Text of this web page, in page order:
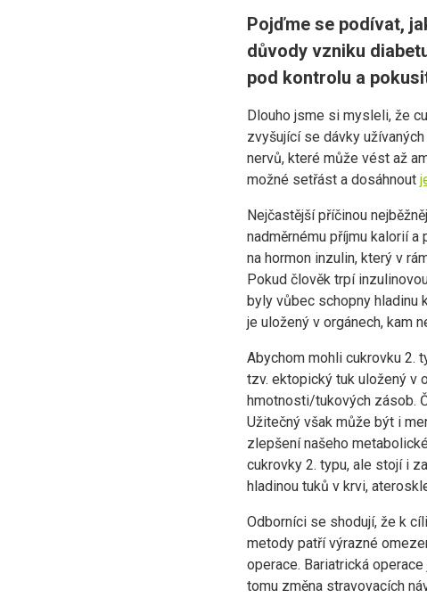
Pojďme se podívat,
důvody vzniku
pod kontrolu a
Dlouho jsme si mysleli, že
zvyšující se dávky
nervů, které může vést až
možné setřást a dosáhnout
Nejčastější příčinou
nadměrnému příjmu kalorií
na hormon inzulin, který v
Pokud člověk trpí
byly vůbec schopny hladinu
je uložený v orgánech, kam
Abychom mohli cukrovku 2.
tzv. ektopický tuk uložený v
hmotnosti/tukových zásob.
Užitečný však může být i
zlepšení našeho
cukrovky 2. typu, ale stojí i
hladinou tuků v krvi,
Odborníci se shodují, že k
metody patří výrazné
operace. Bariatrická
tomu změna stravovacích